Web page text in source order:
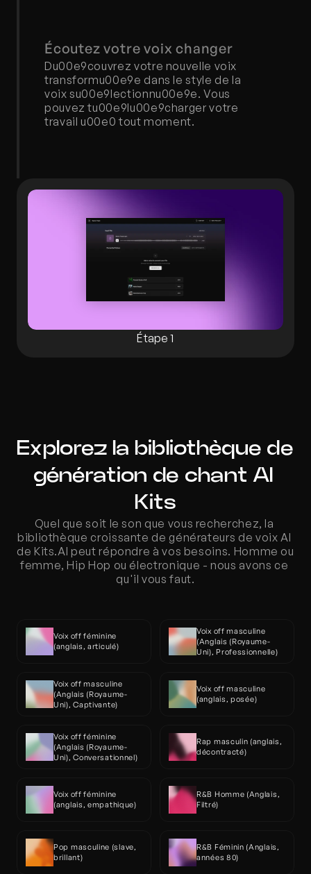
Écoutez votre voix changer
Du00e9couvrez votre nouvelle voix
transformu00e9e dans le style de la
voix su00e9lectionnu00e9e. Vous
pouvez tu00e9lu00e9charger votre
travail u00e0 tout moment.
Étape 1
Explorez la bibliothèque de
génération de chant AI
Kits
Quel que soit le son que vous recherchez, la
bibliothèque croissante de générateurs de voix AI
de Kits.AI peut répondre à vos besoins. Homme ou
femme, Hip Hop ou électronique - nous avons ce
qu'il vous faut.
Voix off féminine
(anglais, articulé)
Voix off masculine
(Anglais (Royaume-
Uni), Professionnelle)
Voix off masculine
(Anglais (Royaume-
Uni), Captivante)
Voix off masculine
(anglais, posée)
Voix off féminine
(Anglais (Royaume-
Uni), Conversationnel)
Rap masculin (anglais,
décontracté)
Voix off féminine
(anglais, empathique)
R&B Homme (Anglais,
Filtré)
Pop masculine (slave,
brillant)
R&B Féminin (Anglais,
années 80)